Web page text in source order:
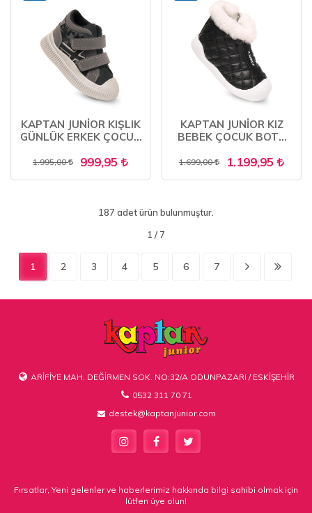
KAPTAN JUNİOR KIŞLIK
GÜNLÜK ERKEK ÇOCUK
BARZNE 650
1.995,00 999,95
KAPTAN JUNİOR KIZ
BEBEK ÇOCUK BOTU
TABAN BMLK 650
1.699,00 1.199,95
187 adet ürün bulunmuştur.
1 2 3 4 5 6 7
ARİFİYE MAH. DEĞİRMEN SOK. NO:32/A ODUNPAZARI / ESKİŞEHİR
0532 311 70 71
destek@kaptanjunior.com
Fırsatlar, Yeni gelenler ve haberlerimiz hakkında bilgi sahibi olmak için
lütfen üye olun!